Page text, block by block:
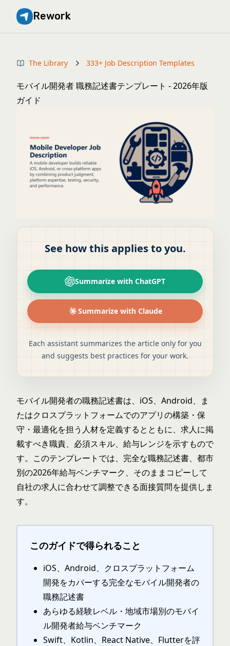
Rework
The Library 333+ Job Description Templates
モバイル開発者 職務記述書テンプレート - 2026年版
ガイド
See how this applies to you.
Summarize with ChatGPT
Summarize with Claude
Each assistant summarizes the article only for you
and suggests best practices for your work.
モバイル開発者の職務記述書は、iOS、Android、ま
たはクロスプラットフォームでのアプリの構築・保
守・最適化を担う人材を定義するとともに、求人に掲
載すべき職責、必須スキル、給与レンジを示すもので
す。このテンプレートでは、完全な職務記述書、都市
別の2026年給与ベンチマーク、そのままコピーして
自社の求人に合わせて調整できる面接質問を提供しま
す。
このガイドで得られること
iOS、Android、クロスプラットフォーム
開発をカバーする完全なモバイル開発者の
職務記述書
あらゆる経験レベル・地域市場別のモバイ
ル開発者給与ベンチマーク
Swift、Kotlin、React Native、Flutterを評